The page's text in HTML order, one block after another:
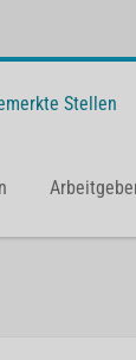
Stellen